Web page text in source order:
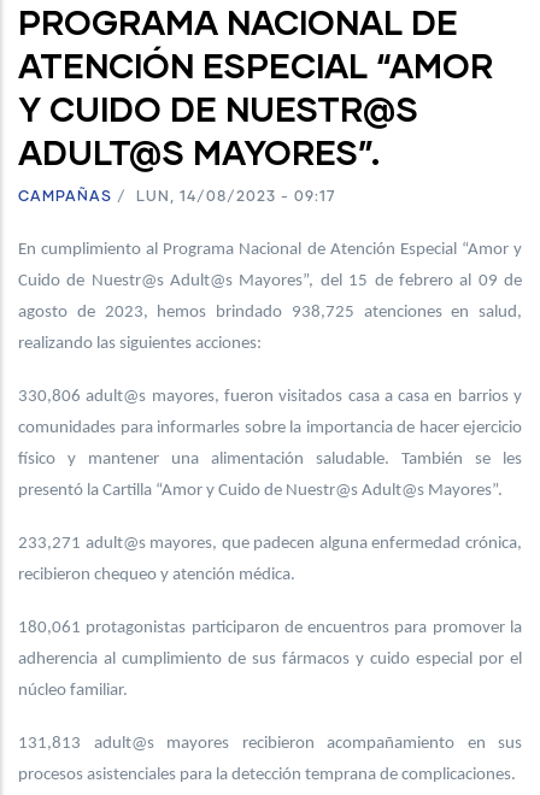
PROGRAMA NACIONAL DE
ATENCIÓN ESPECIAL “AMOR
Y CUIDO DE NUESTR@S
ADULT@S MAYORES”.
CAMPAÑAS / LUN, 14/08/2023 - 09:17
En cumplimiento al Programa Nacional de Atención Especial “Amor y
Cuido de Nuestr@s Adult@s Mayores”, del 15 de febrero al 09 de
agosto de 2023, hemos brindado 938,725 atenciones en salud,
realizando las siguientes acciones:
330,806 adult@s mayores, fueron visitados casa a casa en barrios y
comunidades para informarles sobre la importancia de hacer ejercicio
físico y mantener una alimentación saludable. También se les
presentó la Cartilla “Amor y Cuido de Nuestr@s Adult@s Mayores”.
233,271 adult@s mayores, que padecen alguna enfermedad crónica,
recibieron chequeo y atención médica.
180,061 protagonistas participaron de encuentros para promover la
adherencia al cumplimiento de sus fármacos y cuido especial por el
núcleo familiar.
131,813 adult@s mayores recibieron acompañamiento en sus
procesos asistenciales para la detección temprana de complicaciones.